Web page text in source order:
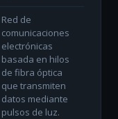
Red de
comunicaciones
electrónicas
basada en hilos
de fibra óptica
que transmiten
datos mediante
pulsos de luz.